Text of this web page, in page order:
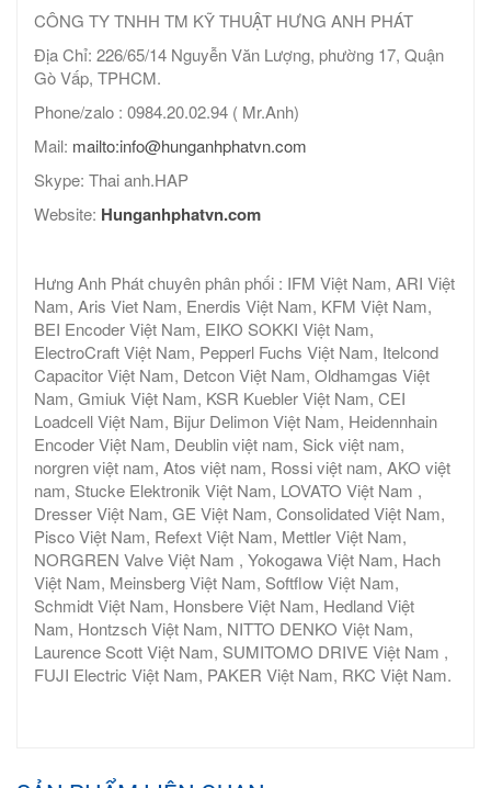
CÔNG TY TNHH TM KỸ THUẬT HƯNG ANH PHÁT
Địa Chỉ: 226/65/14 Nguyễn Văn Lượng, phường 17, Quận
Gò Vấp, TPHCM.
Phone/zalo : 0984.20.02.94 ( Mr.Anh)
Mail: mailto:info@hunganhphatvn.com
Skype: Thai anh.HAP
Website: Hunganhphatvn.com
Hưng Anh Phát chuyên phân phối : IFM Việt Nam, ARI Việt
Nam, Aris Viet Nam, Enerdis Việt Nam, KFM Việt Nam,
BEI Encoder Việt Nam, EIKO SOKKI Việt Nam,
ElectroCraft Việt Nam, Pepperl Fuchs Việt Nam, Itelcond
Capacitor Việt Nam, Detcon Việt Nam, Oldhamgas Việt
Nam, Gmiuk Việt Nam, KSR Kuebler Việt Nam, CEI
Loadcell Việt Nam, Bijur Delimon Việt Nam, Heidennhain
Encoder Việt Nam, Deublin việt nam, Sick việt nam,
norgren việt nam, Atos việt nam, Rossi việt nam, AKO việt
nam, Stucke Elektronik Việt Nam, LOVATO Việt Nam ,
Dresser Việt Nam, GE Việt Nam, Consolidated Việt Nam,
Pisco Việt Nam, Refext Việt Nam, Mettler Việt Nam,
NORGREN Valve Việt Nam , Yokogawa Việt Nam, Hach
Việt Nam, Meinsberg Việt Nam, Softflow Việt Nam,
Schmidt Việt Nam, Honsbere Việt Nam, Hedland Việt
Nam, Hontzsch Việt Nam, NITTO DENKO Việt Nam,
Laurence Scott Việt Nam, SUMITOMO DRIVE Việt Nam ,
FUJI Electric Việt Nam, PAKER Việt Nam, RKC Việt Nam.